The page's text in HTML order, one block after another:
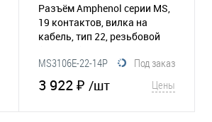
Разъём Amphenol серии MS,
19 контактов, вилка на
кабель, тип 22, резьбовой
Под заказ
MS3106E-22-14P
3 922 ₽/шт Цены